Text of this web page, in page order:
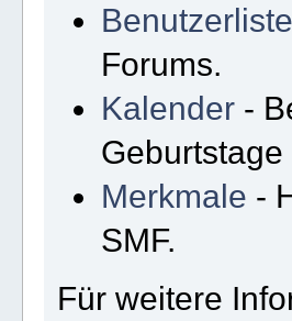
Benutzerliste
Forums.
Kalender -
Merkmale -
SMF.
Für weitere